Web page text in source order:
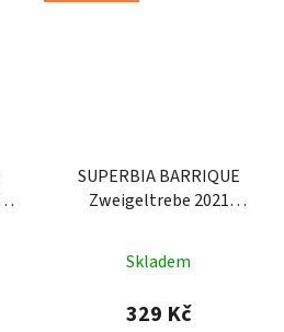
SUPERBIA BARRIQUE
Zweigeltrebe 2021
Skladem
329 Kč